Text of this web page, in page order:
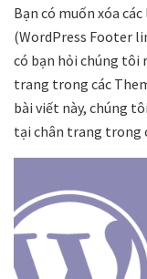
Bạn có muốn xóa
(WordPress Footer
có bạn hỏi chúng tôi
trang trong các
bài viết này, chúng
tại chân trang trong